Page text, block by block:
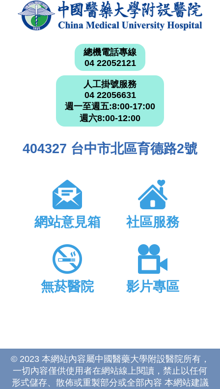
總機電話專線
04 22052121
人工掛號服務
04 22056631
週一至週五:8:00-17:00
週六8:00-12:00
404327 台中市北區育德路2號
網站意見箱 社區服務
無菸醫院 影片專區
© 2023 本網站內容屬中國醫藥大學附設醫院所有，
一切內容僅供使用者在網站線上閱讀，禁止以任何
形式儲存、散佈或重製部分或全部內容 本網站建議